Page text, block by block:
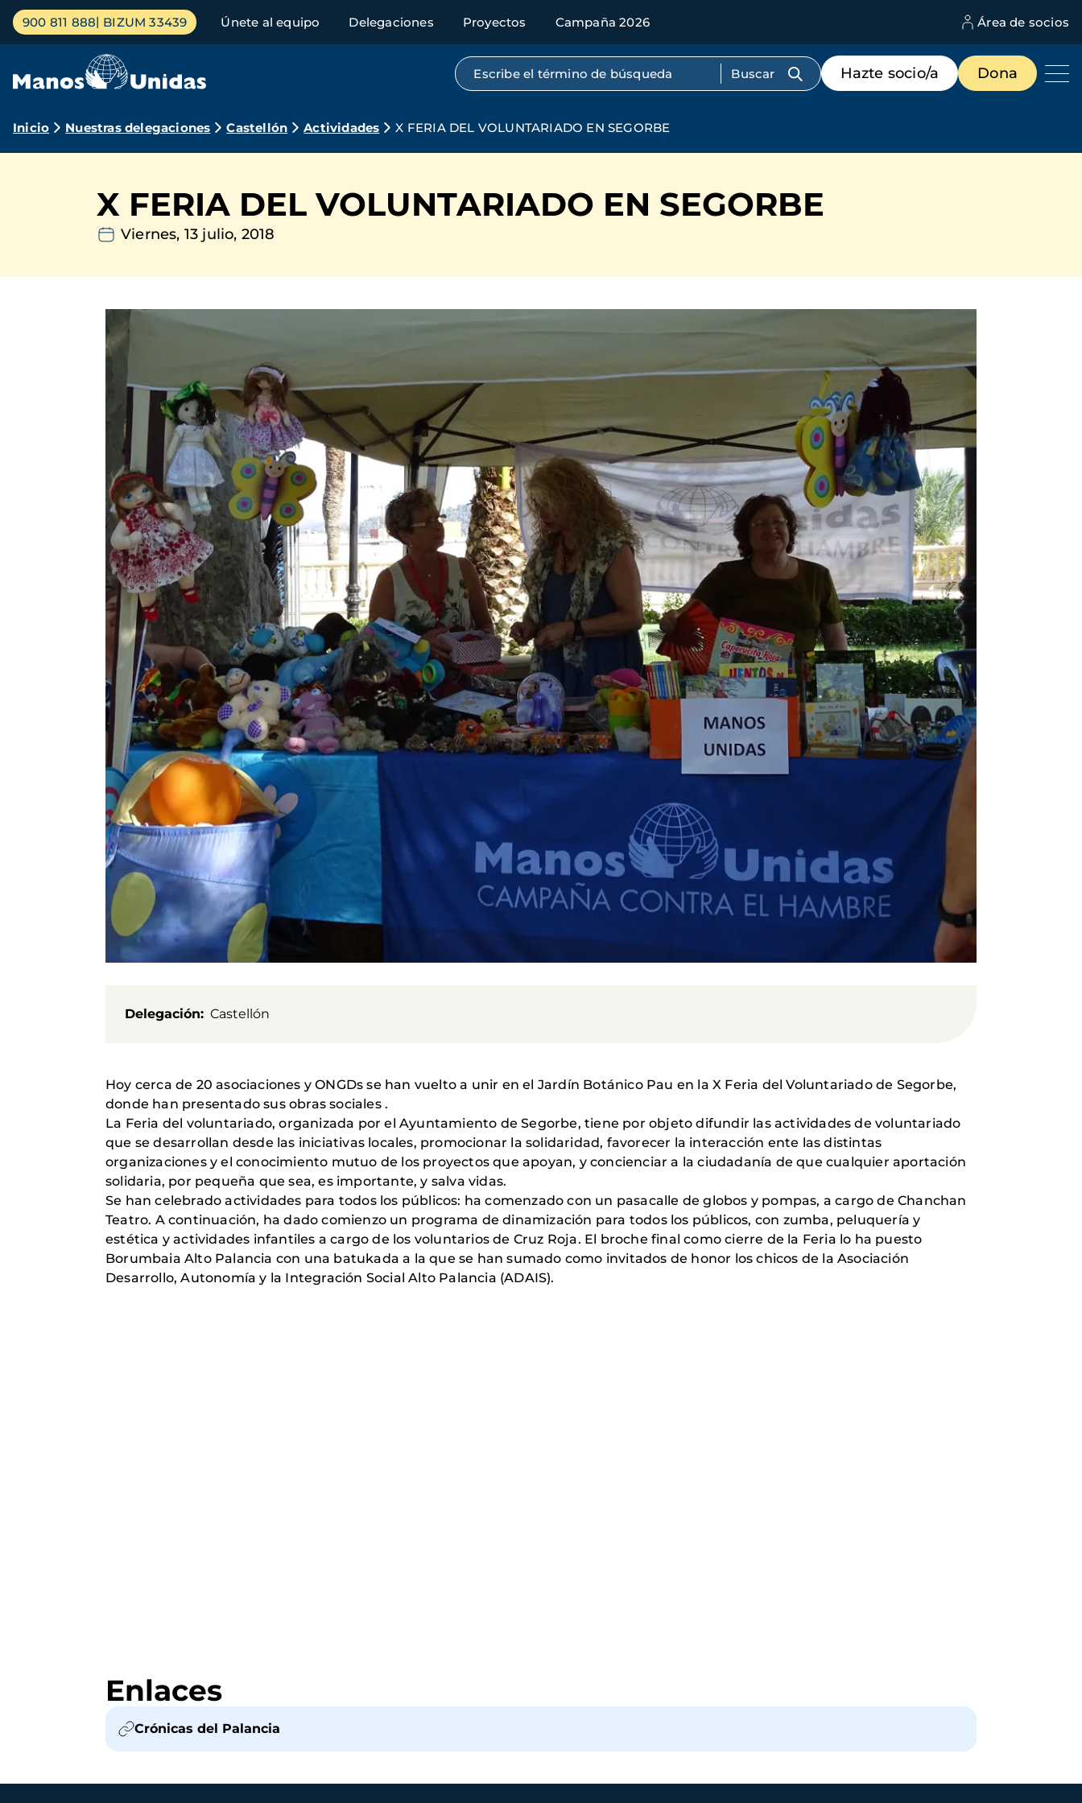
Pasar
contenido
Menú
principal
900 811 888 BIZUM 33439 Únete al equipo Delegaciones Proyectos Campaña 2026 Área de socios
Búsqueda por texto completo
Menú
de
destacados
Hazte socio/a Dona
Ruta
navegación
Inicio Nuestras delegaciones Castellón Actividades X FERIA DEL VOLUNTARIADO EN SEGORBE
X FERIA DEL VOLUNTARIADO EN SEGORBE
Viernes, 13 julio, 2018
Delegación Castellón
Hoy cerca de 20 asociaciones y ONGDs se han vuelto a unir en el Jardín Botánico Pau en la X Feria del Voluntariado de Segorbe,
donde han presentado sus obras sociales .
La Feria del voluntariado, organizada por el Ayuntamiento de Segorbe, tiene por objeto difundir las actividades de voluntariado
que se desarrollan desde las iniciativas locales, promocionar la solidaridad, favorecer la interacción ente las distintas
organizaciones y el conocimiento mutuo de los proyectos que apoyan, y concienciar a la ciudadanía de que cualquier aportación
solidaria, por pequeña que sea, es importante, y salva vidas.
Se han celebrado actividades para todos los públicos: ha comenzado con un pasacalle de globos y pompas, a cargo de Chanchan
Teatro. A continuación, ha dado comienzo un programa de dinamización para todos los públicos, con zumba, peluquería y
estética y actividades infantiles a cargo de los voluntarios de Cruz Roja. El broche final como cierre de la Feria lo ha puesto
Borumbaia Alto Palancia con una batukada a la que se han sumado como invitados de honor los chicos de la Asociación
Desarrollo, Autonomía y la Integración Social Alto Palancia (ADAIS).
Enlaces
Crónicas del Palancia